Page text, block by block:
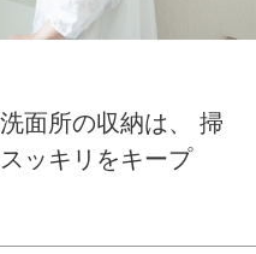
面所の収納は、 掃
ッキリをキープ